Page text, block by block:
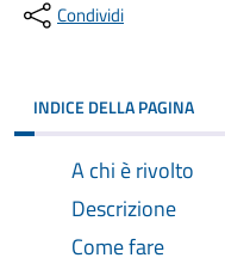
Condividi
INDICE DELLA PAGINA
A chi è rivolto
Descrizione
Come fare